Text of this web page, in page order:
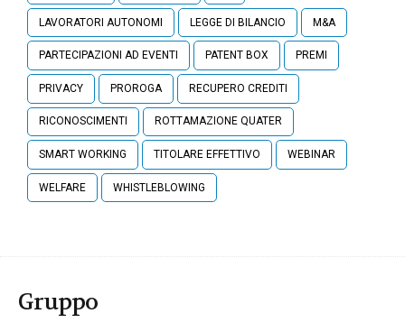
LAVORATORI AUTONOMI LEGGE DI BILANCIO M&A
PARTECIPAZIONI AD EVENTI PATENT BOX PREMI
PRIVACY PROROGA RECUPERO CREDITI
RICONOSCIMENTI ROTTAMAZIONE QUATER
SMART WORKING TITOLARE EFFETTIVO WEBINAR
WELFARE WHISTLEBLOWING
Gruppo